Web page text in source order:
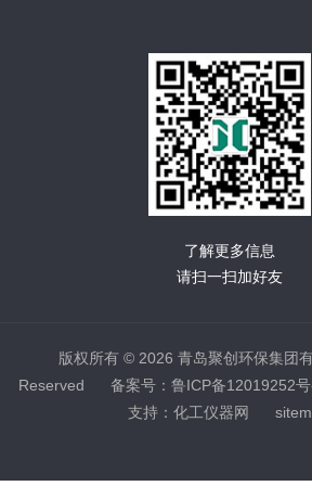
了解更多信息
请扫一扫加好友
版权所有 © 2026 青岛聚创环保集团
Reserved 备案号：鲁ICP备12019252
支持： 化工仪器网